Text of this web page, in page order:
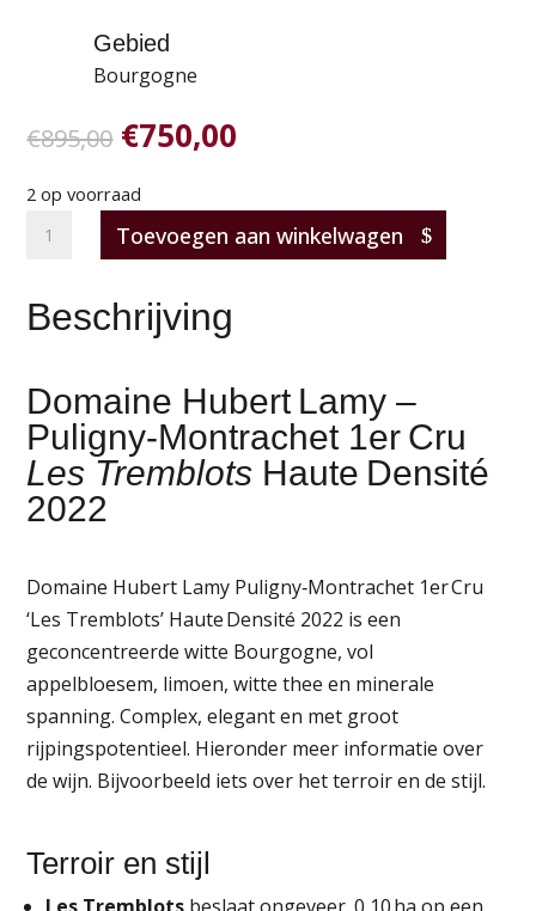
Gebied
Bourgogne
€895,00 Oorspronkelijke
was:
€895,00.
€750,00
€750,00.
2 op voorraad
Hubert Lamy
1er
Les
Tremblots
Haute
Densité
'22
Toevoegen aan winkelwagen
Beschrijving
Domaine Hubert Lamy –
Puligny‑Montrachet 1er Cru
Les Tremblots Haute Densité
2022
Domaine Hubert Lamy Puligny‑Montrachet 1er Cru
‘Les Tremblots’ Haute Densité 2022 is een
geconcentreerde witte Bourgogne, vol
appelbloesem, limoen, witte thee en minerale
spanning. Complex, elegant en met groot
rijpingspotentieel. Hieronder meer informatie over
de wijn. Bijvoorbeeld iets over het terroir en de stijl.
Terroir en stijl